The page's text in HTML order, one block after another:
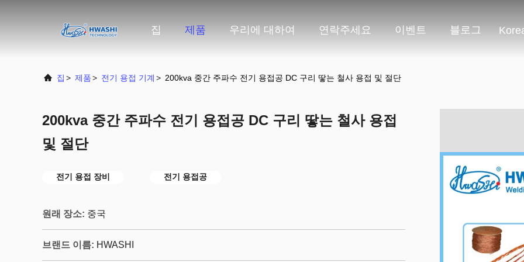
집 제품 우리에 대하여 연락주세요 이벤트 블로그
집 > 제품> 전기 용접 기계 > 200kva 중간 주파수 전기 용접공 DC 구리 땋는 철사 용접 및 절단
200kva 중간 주파수 전기 용접공 DC 구리 땋는 철사 용접
및 절단
전기 용접 장비 전기 용접공
원래 장소: 중국
브랜드 이름: HWASHI